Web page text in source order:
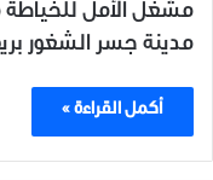
مشغل الأمل
مدينة جسر الشغور
أكمل القراءة »